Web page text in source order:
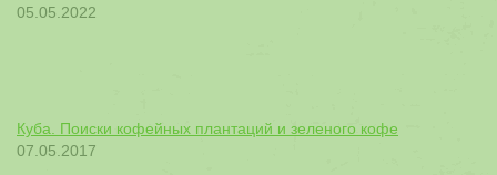
05.05.2022
Куба. Поиски кофейных плантаций и зеленого кофе
07.05.2017